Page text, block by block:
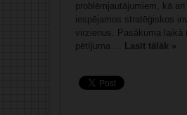
problēmjautājumiem, kā
iespējamos stratēģiskos
virzienus. Pasākuma laikā
pētījuma ... Lasīt tālāk »